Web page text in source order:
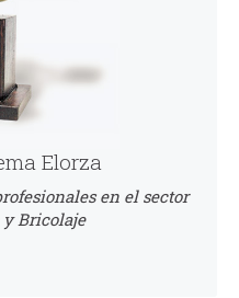
Elorza
en el sector
y Bricolaje